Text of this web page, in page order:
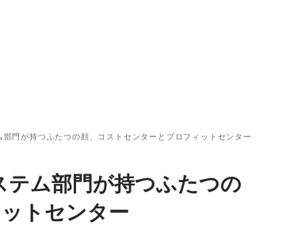
部門が持つふたつの顔、コストセンターとプロフィットセンター
テム部門が持つふたつの
トセンター